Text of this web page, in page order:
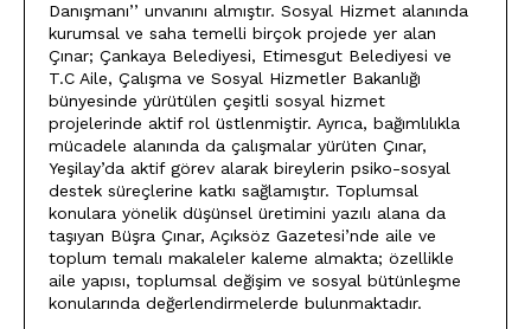
Danışmanı’’ unvanını almıştır. Sosyal Hizmet alanında
kurumsal ve saha temelli birçok projede yer alan
Çınar; Çankaya Belediyesi, Etimesgut Belediyesi ve
T.C Aile, Çalışma ve Sosyal Hizmetler Bakanlığı
bünyesinde yürütülen çeşitli sosyal hizmet
projelerinde aktif rol üstlenmiştir. Ayrıca, bağımlılıkla
mücadele alanında da çalışmalar yürüten Çınar,
Yeşilay’da aktif görev alarak bireylerin psiko-sosyal
destek süreçlerine katkı sağlamıştır. Toplumsal
konulara yönelik düşünsel üretimini yazılı alana da
taşıyan Büşra Çınar, Açıksöz Gazetesi’nde aile ve
toplum temalı makaleler kaleme almakta; özellikle
aile yapısı, toplumsal değişim ve sosyal bütünleşme
konularında değerlendirmelerde bulunmaktadır.